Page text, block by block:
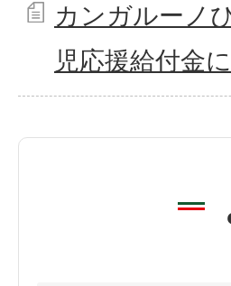
カンガルーノ
児応援給付金